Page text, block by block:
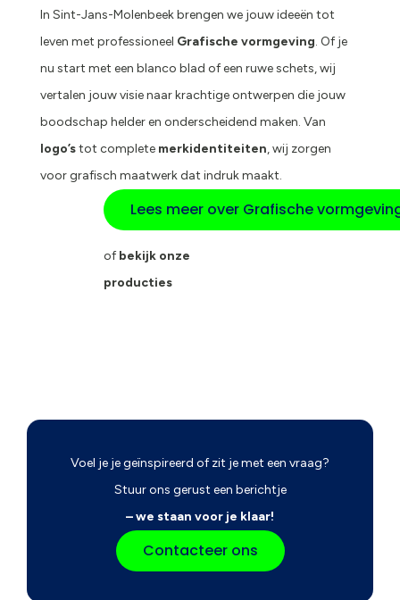
In Sint-Jans-Molenbeek brengen we jouw ideeën tot
leven met professioneel Grafische vormgeving. Of je
nu start met een blanco blad of een ruwe schets, wij
vertalen jouw visie naar krachtige ontwerpen die jouw
boodschap helder en onderscheidend maken. Van
logo’stot complete merkidentiteiten, wij zorgen
voor grafisch maatwerk dat indruk maakt.
Lees meer over Grafische
ofbekijk onze
producties
Voel je je geïnspireerd of zit je met een vraag?
Stuur ons gerust een berichtje
– we staan voor je klaar!
Contacteer ons